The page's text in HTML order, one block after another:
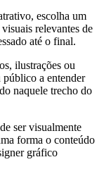
escolha um
relevantes de
até o final.
ilustrações ou
a entender
naquele trecho do
ser visualmente
forma o conteúdo
gráfico